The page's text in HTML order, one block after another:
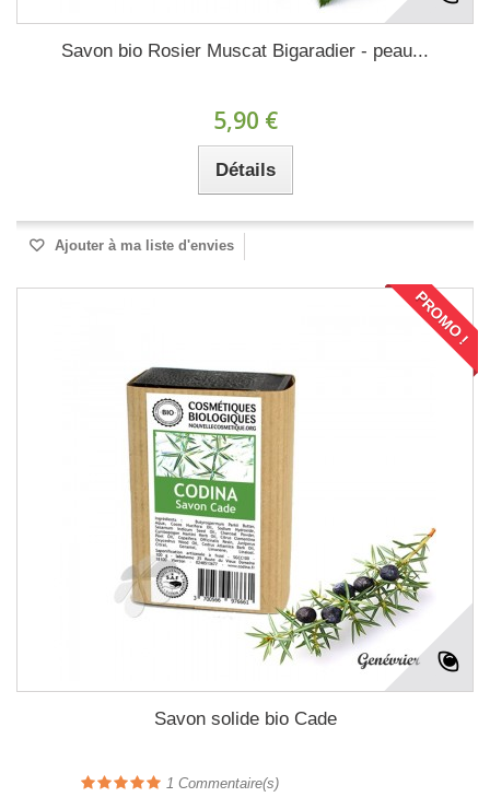
Savon bio Rosier Muscat Bigaradier - peau...
5,90 €
Détails
Ajouter à ma liste d'envies
PROMO !
Savon solide bio Cade
1 Commentaire(s)